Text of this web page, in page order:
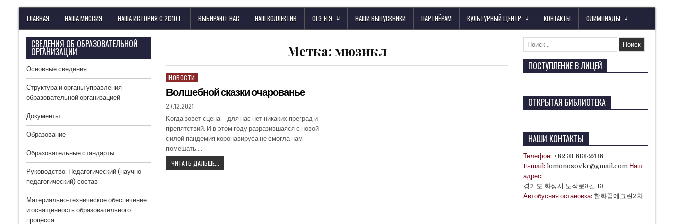
Лицей имени М. В. Ломоносова
с изучением иностранных языков
ГЛАВНАЯ НАША МИССИЯ НАША ИСТОРИЯ С 2010 Г. ВЫБИРАЮТ НАС НАШ КОЛЛЕКТИВ ОГЭ-ЕГЭ НАШИ ВЫПУСКНИКИ ПАРТНЁРАМ КУЛЬТУРНЫЙ ЦЕНТР КОНТАКТЫ ОЛИМПИАДЫ
Метка: мюзикл
НОВОСТИ
Волшебной сказки очарованье
27.12.2021
Когда зовет сцена – для нас нет никаких преград и
препятствий. И в этом году разразившаяся с новой
силой пандемия коронавируса не смогла нам
помешать….
ЧИТАТЬ ДАЛЬШЕ...
СВЕДЕНИЯ ОБ ОБРАЗОВАТЕЛЬНОЙ
ОРГАНИЗАЦИИ
Основные сведения
Структура и органы управления
образовательной организацией
Документы
Образование
Образовательные стандарты
Руководство. Педагогический (научно-
педагогический) состав
Материально-техническое обеспечение
и оснащенность образовательного
процесса
ПОСТУПЛЕНИЕ В ЛИЦЕЙ
ОТКРЫТАЯ БИБЛИОТЕКА
НАШИ КОНТАКТЫ
Телефон: +82 31 613-2416
E-mail: lomonosovkr@gmail.com Наш
адрес:
경기도 화성시 노작로3길 13
Автобусная остановка: 한화꿈에그린2차